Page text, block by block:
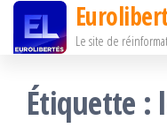
Passer
contenu
Le site de
Étiquette :